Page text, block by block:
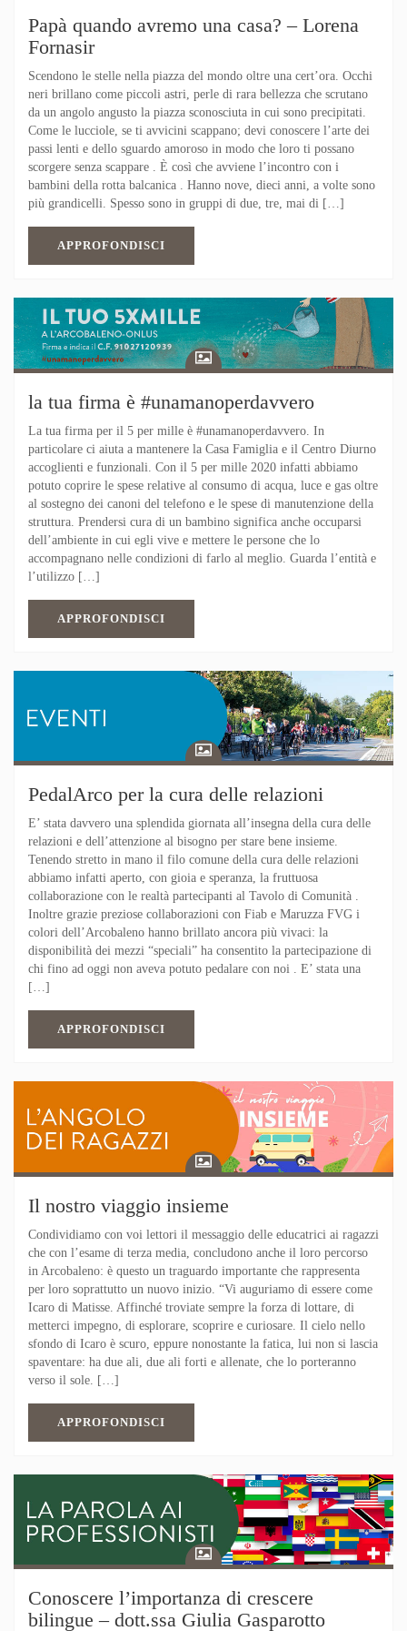
Papà quando avremo una casa? – Lorena
Fornasir
Scendono le stelle nella piazza del mondo oltre una cert’ora. Occhi
neri brillano come piccoli astri, perle di rara bellezza che scrutano
da un angolo angusto la piazza sconosciuta in cui sono precipitati.
Come le lucciole, se ti avvicini scappano; devi conoscere l’arte dei
passi lenti e dello sguardo amoroso in modo che loro ti possano
scorgere senza scappare . È così che avviene l’incontro con i
bambini della rotta balcanica . Hanno nove, dieci anni, a volte sono
più grandicelli. Spesso sono in gruppi di due, tre, mai di […]
APPROFONDISCI
la tua firma è #unamanoperdavvero
La tua firma per il 5 per mille è #unamanoperdavvero. In
particolare ci aiuta a mantenere la Casa Famiglia e il Centro Diurno
accoglienti e funzionali. Con il 5 per mille 2020 infatti abbiamo
potuto coprire le spese relative al consumo di acqua, luce e gas oltre
al sostegno dei canoni del telefono e le spese di manutenzione della
struttura. Prendersi cura di un bambino significa anche occuparsi
dell’ambiente in cui egli vive e mettere le persone che lo
accompagnano nelle condizioni di farlo al meglio. Guarda l’entità e
l’utilizzo […]
APPROFONDISCI
PedalArco per la cura delle relazioni
E’ stata davvero una splendida giornata all’insegna della cura delle
relazioni e dell’attenzione al bisogno per stare bene insieme.
Tenendo stretto in mano il filo comune della cura delle relazioni
abbiamo infatti aperto, con gioia e speranza, la fruttuosa
collaborazione con le realtà partecipanti al Tavolo di Comunità .
Inoltre grazie preziose collaborazioni con Fiab e Maruzza FVG i
colori dell’Arcobaleno hanno brillato ancora più vivaci: la
disponibilità dei mezzi “speciali” ha consentito la partecipazione di
chi fino ad oggi non aveva potuto pedalare con noi . E’ stata una
[…]
APPROFONDISCI
Il nostro viaggio insieme
Condividiamo con voi lettori il messaggio delle educatrici ai ragazzi
che con l’esame di terza media, concludono anche il loro percorso
in Arcobaleno: è questo un traguardo importante che rappresenta
per loro soprattutto un nuovo inizio. “Vi auguriamo di essere come
Icaro di Matisse. Affinché troviate sempre la forza di lottare, di
metterci impegno, di esplorare, scoprire e curiosare. Il cielo nello
sfondo di Icaro è scuro, eppure nonostante la fatica, lui non si lascia
spaventare: ha due ali, due ali forti e allenate, che lo porteranno
verso il sole. […]
APPROFONDISCI
Conoscere l’importanza di crescere
bilingue – dott.ssa Giulia Gasparotto